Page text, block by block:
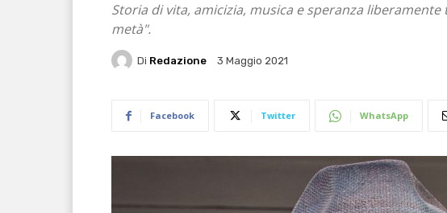
Storia di vita, amicizia, musica e speranza
metà".
Di Redazione 3 Maggio 2021
Facebook Twitter WhatsApp